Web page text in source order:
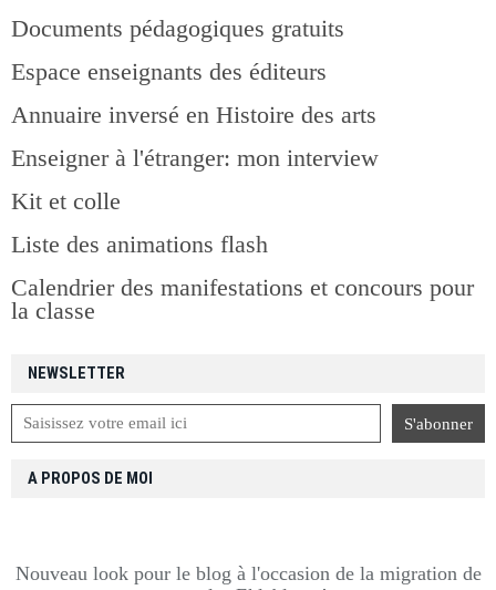
NEWSLETTER
Documents pédagogiques gratuits
Espace enseignants des éditeurs
Annuaire inversé en Histoire des arts
Enseigner à l'étranger: mon interview
Kit et colle
Liste des animations flash
Calendrier des manifestations et concours pour
la classe
A PROPOS DE MOI
Nouveau look pour le blog à l'occasion de la migration de